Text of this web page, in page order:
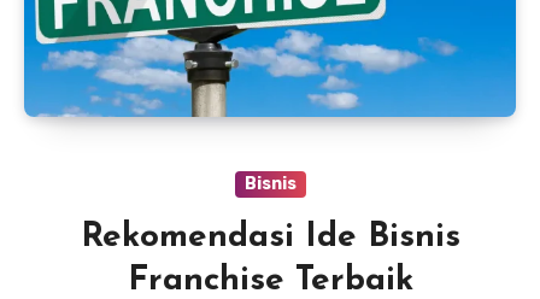
Bisnis
Rekomendasi Ide Bisnis
Franchise Terbaik